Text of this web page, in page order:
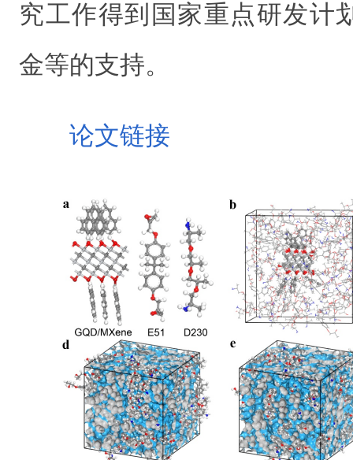
究工作得到国家重点研发计
金等的支持。
论文链接